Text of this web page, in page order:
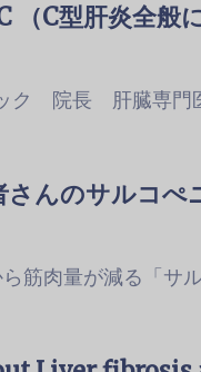
C型肝炎全般
ク 院長 肝臓専門
さんのサルコぺ
筋肉量が減る「サ